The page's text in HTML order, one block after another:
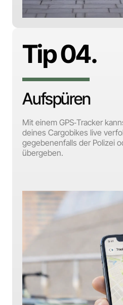
Tip 04.
Aufspüren
Mit einem GPS‑Tracker
deines Cargobikes live
gegebenenfalls der Polizei
übergeben.